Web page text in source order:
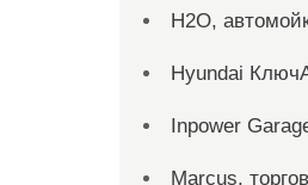
H2O,
Hyundai
Inpower
Marcus,